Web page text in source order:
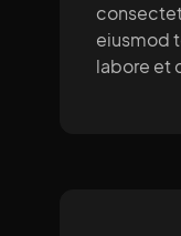
eiusmod
labore et